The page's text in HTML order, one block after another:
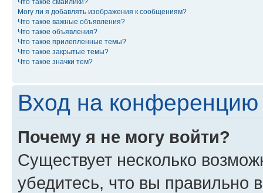
Что такое смайлики?
Могу ли я добавлять изображения к сообщениям?
Что такое важные объявления?
Что такое объявления?
Что такое прилепленные темы?
Что такое закрытые темы?
Что такое значки тем?
Вход на конференцию
Почему я не могу войти?
Существует несколько
убедитесь, что вы правильно